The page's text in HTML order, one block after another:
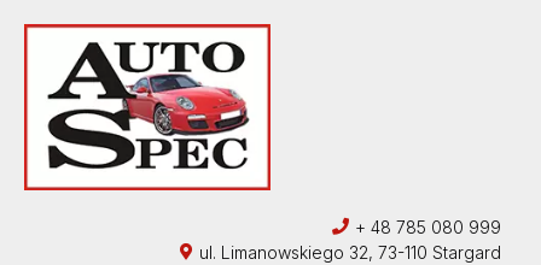
+ 48 785 080 999
ul. Limanowskiego 32, 73-110 Stargard